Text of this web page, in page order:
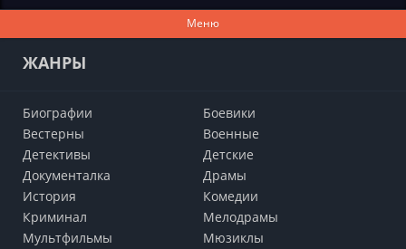
Меню
ЖАНРЫ
Биографии
Боевики
Вестерны
Военные
Детективы
Детские
Документалка
Драмы
История
Комедии
Криминал
Мелодрамы
Мультфильмы
Мюзиклы